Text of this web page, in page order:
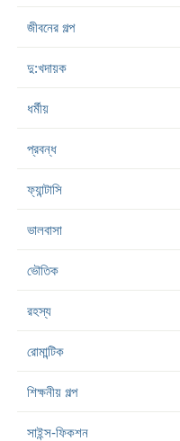
জীবনের গল্প
দু:খদায়ক
ধর্মীয়
প্রবন্ধ
ফ্যান্টাসি
ভালবাসা
ভৌতিক
রহস্য
রোমান্টিক
শিক্ষনীয় গল্প
সাইন্স-ফিকশন